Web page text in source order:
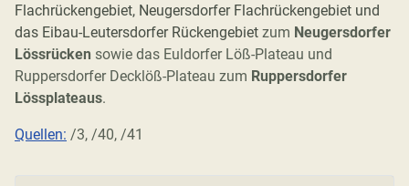
Flachrückengebiet, Neugersdorfer Flachrückengebiet und
das Eibau-Leutersdorfer Rückengebiet zum Neugersdorfer
Lössrücken sowie das Euldorfer Löß-Plateau und
Ruppersdorfer Decklöß-Plateau zum Ruppersdorfer
Lössplateaus.
Quellen: /3, /40, /41